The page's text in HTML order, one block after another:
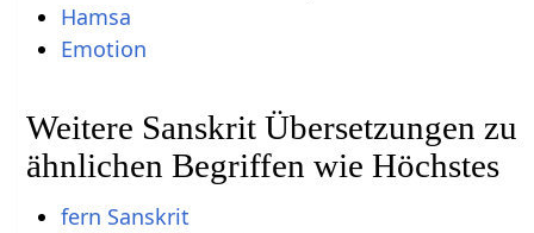
Hamsa
Emotion
Weitere Sanskrit Übersetzungen zu
ähnlichen Begriffen wie Höchstes
fern Sanskrit